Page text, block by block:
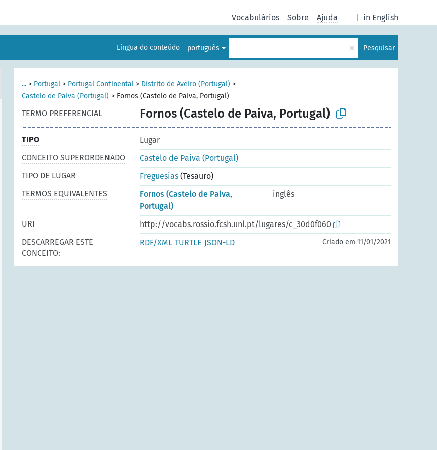
in English
Vocabulários Sobre Ajuda
Língua do conteúdo português × Pesquisar
... > Portugal > Portugal Continental > Distrito de Aveiro (Portugal) >
Castelo de Paiva (Portugal) > Fornos (Castelo de Paiva, Portugal)
TERMO PREFERENCIAL Fornos (Castelo de Paiva, Portugal)
TIPO
Lugar
CONCEITO SUPERORDENADO
Castelo de Paiva (Portugal)
TIPO DE LUGAR
Freguesias (Tesauro)
TERMOS EQUIVALENTES
Fornos (Castelo de Paiva,
Portugal)
inglês
URI
http://vocabs.rossio.fcsh.unl.pt/lugares/c_30d0f060
DESCARREGAR ESTE
CONCEITO:
RDF/XML TURTLE JSON-LD Criado em 11/01/2021